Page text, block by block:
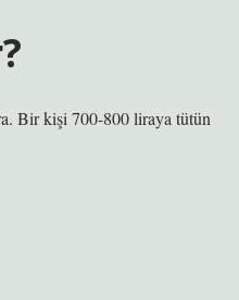
Bir kişi 700-800 liraya tütün